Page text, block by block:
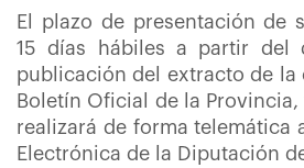
El plazo de presentación de
15 días hábiles a partir del
publicación del extracto de la
Boletín Oficial de la
realizará de forma telemática
Electrónica de la Diputación